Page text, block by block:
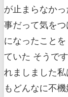
が止まらなか
事だって気を
になったこと
ていた そうで
れましました
もどんなに不